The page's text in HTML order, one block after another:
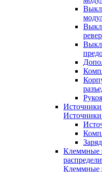
Источники
Источники
Клеммные
Клеммные